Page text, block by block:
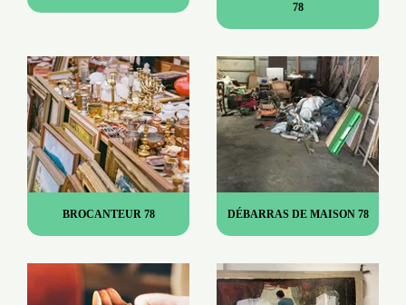
78
BROCANTEUR 78 DÉBARRAS DE MAISON 78